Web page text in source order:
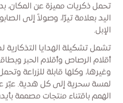
تحمل ذكريات مميزة عن المكان،
اليد بعلامة تيرّا، وصولاً إلى
الإبل.
تشمل تشكيلة الهدايا التذكارية
أقلام الرصاص وأقلام الحبر
وغيرها، وكلها قابلة للزراعة
لمسة سحرية إلى كل هدية. عبّر
الهمم باقتناء منتجات مصممة